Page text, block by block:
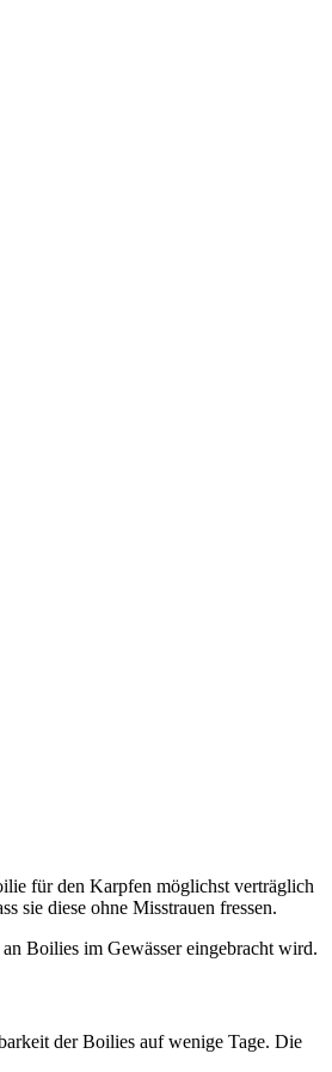
für den Karpfen möglichst verträglich
sie diese ohne Misstrauen fressen.
Boilies im Gewässer eingebracht wird.
der Boilies auf wenige Tage. Die